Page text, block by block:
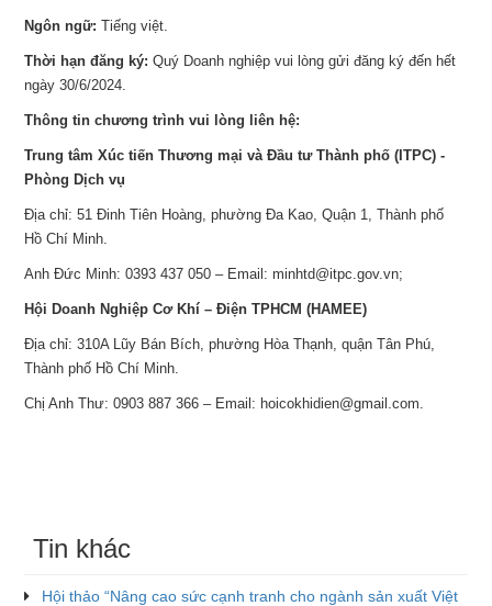
Ngôn ngữ:Tiếng việt.
Thời hạn đăng ký:Quý Doanh nghiệp vui lòng gửi đăng ký đến hết
ngày 30/6/2024.
Thông tin chương trình vui lòng liên hệ:
Trung tâm Xúc tiến Thương mại và Đầu tư Thành phố (ITPC) -
Phòng Dịch vụ
Địa chỉ: 51 Đinh Tiên Hoàng, phường Đa Kao, Quận 1, Thành phố
Hồ Chí Minh.
Anh Đức Minh: 0393 437 050 – Email: minhtd@itpc.gov.vn;
Hội Doanh Nghiệp Cơ Khí – Điện TPHCM (HAMEE)
Địa chỉ: 310A Lũy Bán Bích, phường Hòa Thạnh, quận Tân Phú,
Thành phố Hồ Chí Minh.
Chị Anh Thư: 0903 887 366 – Email: hoicokhidien@gmail.com.
Tin khác
Hội thảo “Nâng cao sức cạnh tranh cho ngành sản xuất Việt